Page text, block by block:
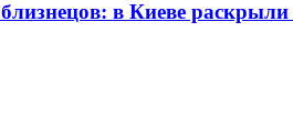
в Киеве раскрыли